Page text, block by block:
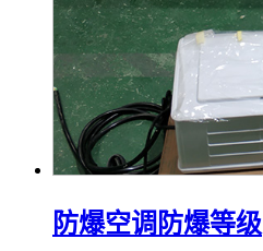
防爆空调防爆等级